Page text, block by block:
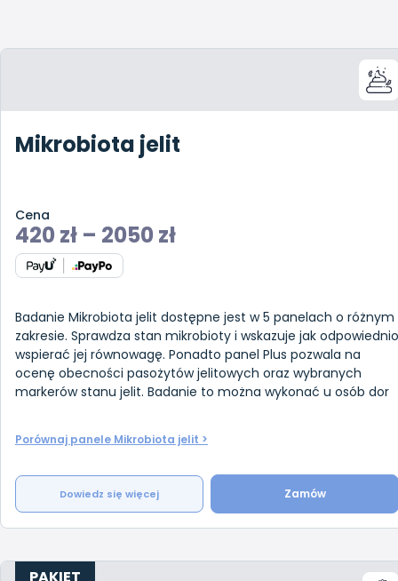
Mikrobiota jelit
Cena
420 zł – 2050 zł
Badanie Mikrobiota jelit dostępne jest w 5 panelach o różnym
zakresie. Sprawdza stan mikrobioty i wskazuje jak odpowiednio
wspierać jej równowagę. Ponadto panel Plus pozwala na
ocenę obecności pasożytów jelitowych oraz wybranych
markerów stanu jelit. Badanie to można wykonać u osób dor
Porównaj panele Mikrobiota jelit >
Dowiedz się więcej Zamów
PAKIET